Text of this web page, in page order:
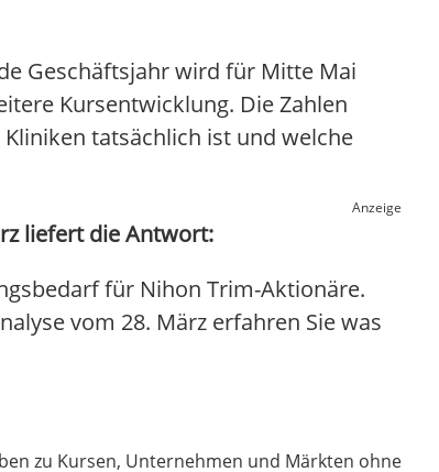
Geschäftsjahr wird für Mitte Mai
Kursentwicklung. Die Zahlen
tatsächlich ist und welche
Anzeige
liefert die Antwort:
für Nihon Trim-Aktionäre.
vom 28. März erfahren Sie was
zu Kursen, Unternehmen und Märkten ohne